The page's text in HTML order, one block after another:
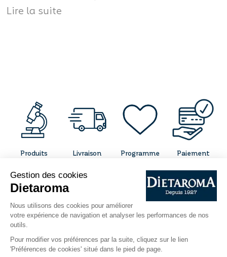
Lire la suite
Produits
et naturels
Livraison
partir de 50€
d'achat
Programme
Paiement